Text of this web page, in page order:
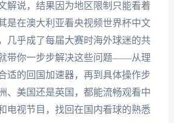
解说，结果因为地区限制只能看着
是在澳大利亚看央视频世界杯中文
几乎成了每届大赛时海外球迷的共
带你一步步解决这些问题——从理
适的回国加速器，再到具体操作步
、美国还是英国，都能流畅观看中
电视节目，找回在国内看球的熟悉